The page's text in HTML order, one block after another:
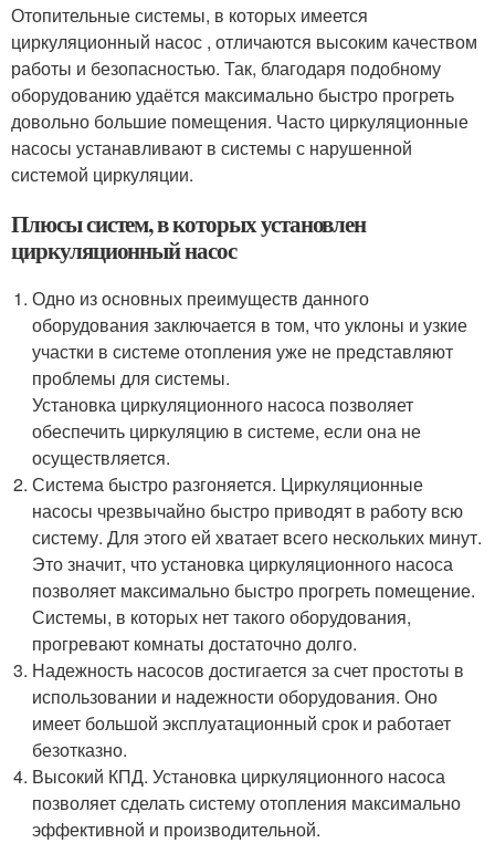
Отопительные системы, в которых имеется
циркуляционный насос , отличаются высоким качеством
работы и безопасностью. Так, благодаря подобному
оборудованию удаётся максимально быстро прогреть
довольно большие помещения. Часто циркуляционные
насосы устанавливают в системы с нарушенной
системой циркуляции.
Плюсы систем, в которых установлен
циркуляционный насос
Одно из основных преимуществ данного
оборудования заключается в том, что уклоны и узкие
участки в системе отопления уже не представляют
проблемы для системы.
Установка циркуляционного насоса позволяет
обеспечить циркуляцию в системе, если она не
осуществляется.
Система быстро разгоняется. Циркуляционные
насосы чрезвычайно быстро приводят в работу всю
систему. Для этого ей хватает всего нескольких минут.
Это значит, что установка циркуляционного насоса
позволяет максимально быстро прогреть помещение.
Системы, в которых нет такого оборудования,
прогревают комнаты достаточно долго.
Надежность насосов достигается за счет простоты в
использовании и надежности оборудования. Оно
имеет большой эксплуатационный срок и работает
безотказно.
Высокий КПД. Установка циркуляционного насоса
позволяет сделать систему отопления максимально
эффективной и производительной.